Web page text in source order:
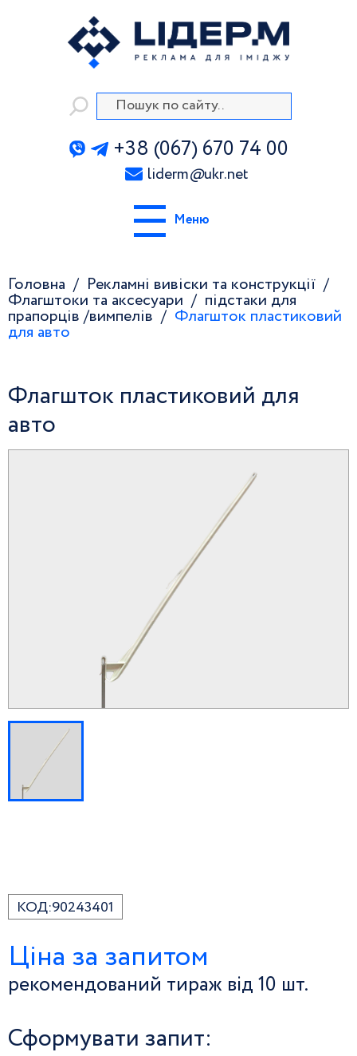
+38 (067) 670 74 00
liderm@ukr.net
Меню
Головна
Рекламні вивіски та конструкції
Флагштоки та аксесуари
підстаки для
прапорців /вимпелів
Флагшток пластиковий
для авто
Флагшток пластиковий для
авто
КОД:90243401
Ціна за запитом
рекомендований тираж від 10 шт.
Сформувати запит: